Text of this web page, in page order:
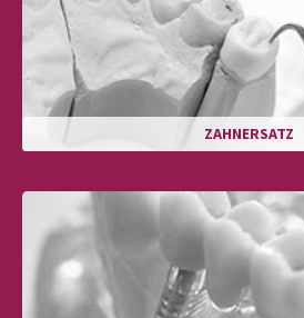
ZAHNERSATZ